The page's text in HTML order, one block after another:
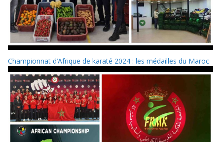
Championnat d’Afrique de karaté 2024 : les médailles du Maroc